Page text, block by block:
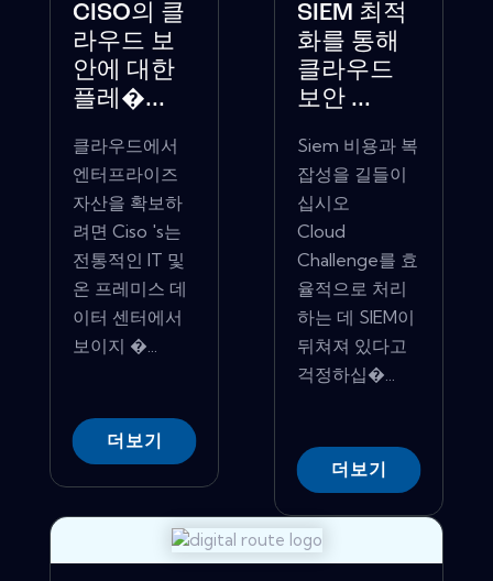
CISO의 클
라우드 보
안에 대한
플레�...
클라우드에서
엔터프라이즈
자산을 확보하
려면 Ciso 's는
전통적인 IT 및
온 프레미스 데
이터 센터에서
보이지 �...
더보기
SIEM 최적
화를 통해
클라우드
보안 ...
Siem 비용과 복
잡성을 길들이
십시오
Cloud
Challenge를 효
율적으로 처리
하는 데 SIEM이
뒤쳐져 있다고
걱정하십�...
더보기